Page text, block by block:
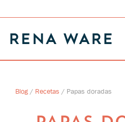
Blog / Recetas / Papas doradas